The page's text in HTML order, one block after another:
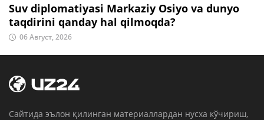
Suv diplomatiyasi Markaziy Osiyo va dunyo
taqdirini qanday hal qilmoqda?
06 Август, 2026
Cайтида эълон қилинган материаллардан нусха кўчириш,